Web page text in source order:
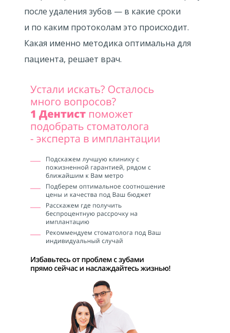
после удаления зубов — в какие сроки
и по каким протоколам это происходит.
Какая именно методика оптимальна для
пациента, решает врач.